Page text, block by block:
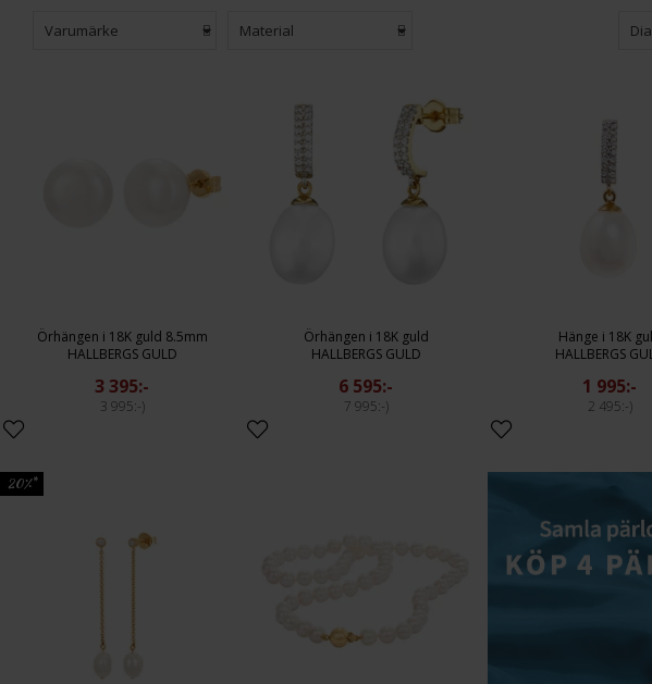
Varumärke Material
Örhängen i 18K guld 8.5mm
HALLBERGS GULD
3 395:-
3 995:-
Örhängen i 18K guld
HALLBERGS GULD
6 595:-
7 995:-
Hänge i 18K
HALLBERGS
1 995:-
2 495:-
20%*